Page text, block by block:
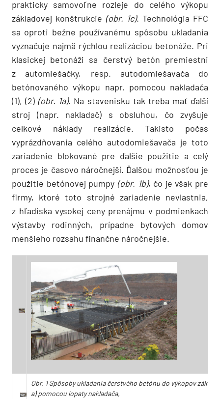
prakticky samovoľne rozleje do celého výkopu
základovej konštrukcie (obr. 1c). Technológia FFC
sa oproti bežne používanému spôsobu ukladania
vyznačuje najmä rýchlou realizáciou betonáže. Pri
klasickej betonáži sa čerstvý betón premiestni
z automiešačky, resp. autodomiešavača do
betónovaného výkopu napr. pomocou nakladača
(1), (2)(obr. 1a). Na stavenisku tak treba mať ďalší
stroj (napr. nakladač) s obsluhou, čo zvyšuje
celkové náklady realizácie. Takisto počas
vyprázdňovania celého autodomiešavača je toto
zariadenie blokované pre ďalšie použitie a celý
proces je časovo náročnejší. Ďalšou možnosťou je
použitie betónovej pumpy (obr. 1b), čo je však pre
firmy, ktoré toto strojné zariadenie nevlastnia,
z hľadiska vysokej ceny prenájmu v podmienkach
výstavby rodinných, prípadne bytových domov
menšieho rozsahu finančne náročnejšie.
Obr. 1 Spôsoby ukladania čerstvého betónu do výkopov
a) pomocou lopaty nakladača,